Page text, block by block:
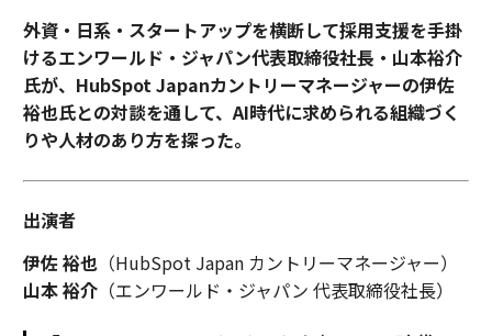
外資・日系・スタートアップを横断して採用支援を手掛
けるエンワールド・ジャパン代表取締役社長・山本裕介
氏が、HubSpot Japanカントリーマネージャーの伊佐
裕也氏との対談を通して、AI時代に求められる組織づく
りや人材のあり方を探った。
出演者
伊佐 裕也（HubSpot Japan カントリーマネージャー）
山本 裕介（エンワールド・ジャパン 代表取締役社長）